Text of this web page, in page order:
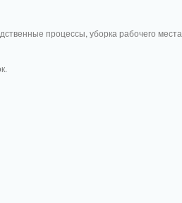
процессы, уборка рабочего места